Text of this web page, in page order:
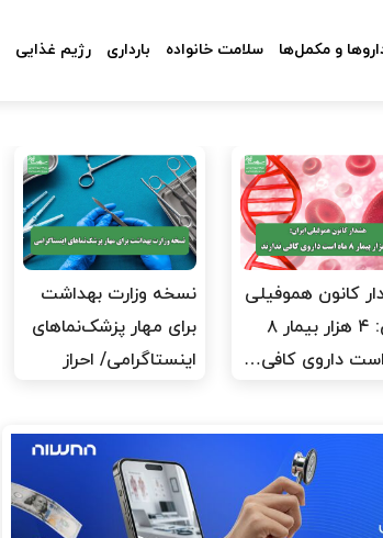
و مکمل‌ها سلامت خانواده بارداری رژیم غذایی
کانون هموفیلی
ایران: ۴ هزار بیمار ۸
داروی کافی…
نسخه وزارت بهداشت
برای مهار پزشک‌نماهای
اینستاگرامی/ احراز